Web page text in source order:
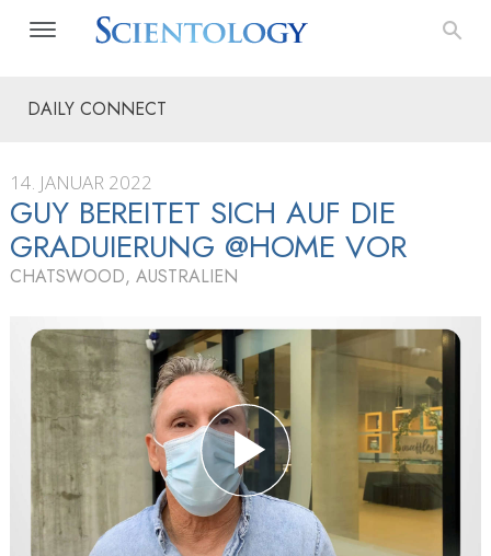
DAILY CONNECT
14. JANUAR 2022
GUY BEREITET SICH AUF DIE
GRADUIERUNG @HOME VOR
CHATSWOOD, AUSTRALIEN